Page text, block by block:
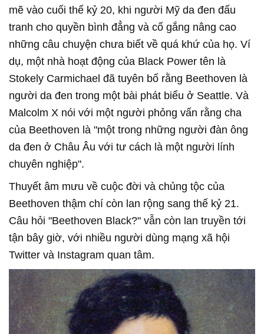
mẽ vào cuối thế kỷ 20, khi người Mỹ da đen đấu
tranh cho quyền bình đẳng và cố gắng nâng cao
những câu chuyện chưa biết về quá khứ của họ. Ví
dụ, một nhà hoạt động của Black Power tên là
Stokely Carmichael đã tuyên bố rằng Beethoven là
người da đen trong một bài phát biểu ở Seattle. Và
Malcolm X nói với một người phỏng vấn rằng cha
của Beethoven là "một trong những người đàn ông
da đen ở Châu Âu với tư cách là một người lính
chuyên nghiệp".
Thuyết âm mưu về cuộc đời và chủng tộc của
Beethoven thậm chí còn lan rộng sang thế kỷ 21.
Câu hỏi "Beethoven Black?" vẫn còn lan truyền tới
tận bây giờ, với nhiều người dùng mạng xã hội
Twitter và Instagram quan tâm.